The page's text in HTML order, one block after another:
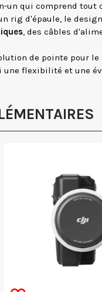
qui comprend tout
rig d'épaule, le
, des câbles
de pointe pour
une flexibilité et une